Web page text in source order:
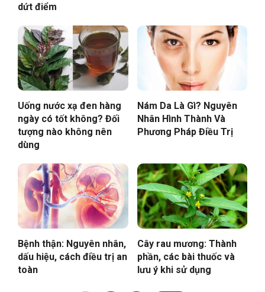
dứt điểm
Uống nước xạ đen hàng
ngày có tốt không? Đối
tượng nào không nên
dùng
Nám Da Là Gì? Nguyên
Nhân Hình Thành Và
Phương Pháp Điều Trị
Bệnh thận: Nguyên nhân,
dấu hiệu, cách điều trị an
toàn
Cây rau mương: Thành
phần, các bài thuốc và
lưu ý khi sử dụng